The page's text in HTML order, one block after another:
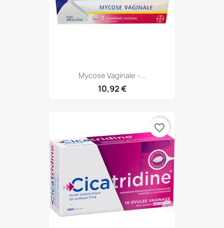
Mycose Vaginale -...
10,92 €
favorite_border